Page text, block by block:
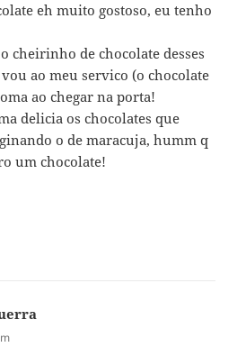
eh muito gostoso, eu tenho
cheirinho de chocolate desses
ao meu servico (o chocolate
ao chegar na porta!
delicia os chocolates que
o de maracuja, humm q
um chocolate!